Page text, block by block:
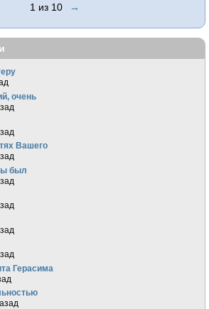
1 из 10 →
очень
Вашего
был
Герасима